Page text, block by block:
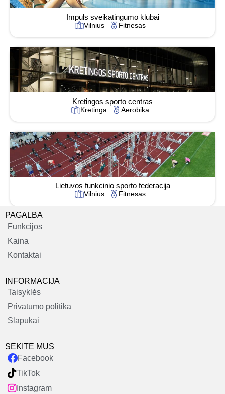
Impuls sveikatingumo klubai
Vilnius Fitnesas
Kretingos sporto centras
Kretinga Aerobika
Lietuvos funkcinio sporto federacija
Vilnius Fitnesas
PAGALBA
Funkcijos
Kaina
Kontaktai
INFORMACIJA
Taisyklės
Privatumo politika
Slapukai
SEKITE MUS
Facebook
TikTok
Instagram